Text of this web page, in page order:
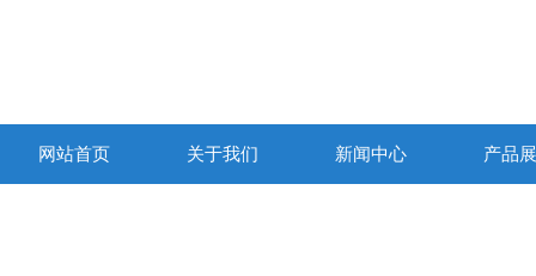
网站首页 关于我们 新闻中心 产品